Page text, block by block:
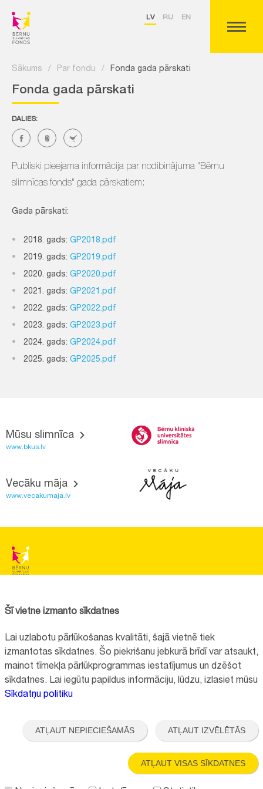
LV RU EN
Sākums / Par fondu / Fonda gada pārskati
Fonda gada pārskati
DALIES:
Publiski pieejama informācija par nodibinājuma "Bērnu
slimnīcas fonds" gada pārskatiem:
Gada pārskati:
2018. gads: GP2018.pdf
2019. gads: GP2019.pdf
2020. gads: GP2020.pdf
2021. gads: GP2021.pdf
2022. gads: GP2022.pdf
2023. gads: GP2023.pdf
2024. gads: GP2024.pdf
2025. gads: GP2025.pdf
Mūsu slimnīca
www.bkus.lv
Vecāku māja
www.vecakumaja.lv
Reģistrācijas nr.:40008057120
+371 67064475
Visi kontakti
"Aktīvo iedzīvotāju fonds" finansētā projekta "
Bērnu slimnīcas fonda
ilgtspējīgas attīstības veicināšana
" ietvaros.
Šī vietne izmanto sīkdatnes
Lai uzlabotu pārlūkošanas kvalitāti, šajā vietnē tiek
izmantotas sīkdatnes. Šo piekrišanu jebkurā brīdī var atsaukt,
mainot tīmekļa pārlūkprogrammas iestatījumus un dzēšot
sīkdatnes. Lai iegūtu papildus informāciju, lūdzu, izlasiet mūsu
Sīkdatņu politiku
ATĻAUT NEPIECIEŠAMĀS ATĻAUT IZVĒLĒTĀS
ATĻAUT VISAS SĪKDATNES